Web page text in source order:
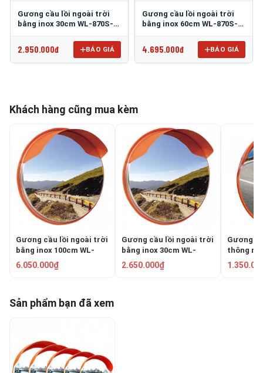
Gương cầu lồi ngoài trời
bằng inox 30cm WL-870S-
2.950.000đ BÁO GIÁ
Gương cầu lồi ngoài trời
bằng inox 60cm WL-870S-
4.695.000đ BÁO GIÁ
Khách hàng cũng mua kèm
Gương cầu lồi ngoài trời
bằng inox 100cm WL-
870G-100
6.050.000₫
Gương cầu lồi ngoài trời
bằng inox 30cm WL-
870G-30
2.650.000₫
Gương
thông
PKC-0080
Sản phẩm bạn đã xem